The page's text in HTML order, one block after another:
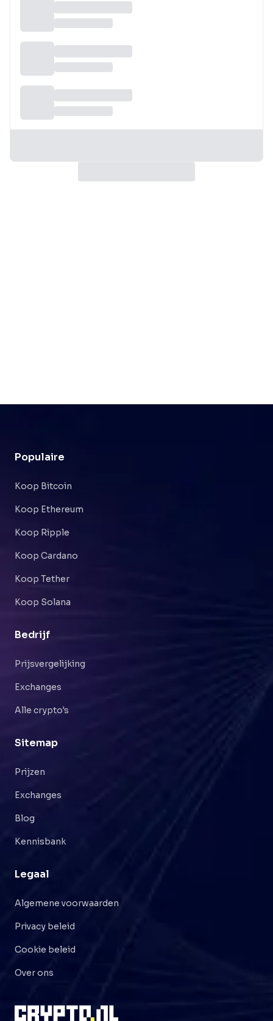
Populaire
Koop Bitcoin
Koop Ethereum
Koop Ripple
Koop Cardano
Koop Tether
Koop Solana
Bedrijf
Prijsvergelijking
Exchanges
Alle crypto's
Sitemap
Prijzen
Exchanges
Blog
Kennisbank
Legaal
Algemene voorwaarden
Privacy beleid
Cookie beleid
Over ons